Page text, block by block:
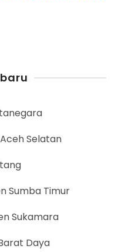
Selatan
Sumba Timur
Sukamara
Daya